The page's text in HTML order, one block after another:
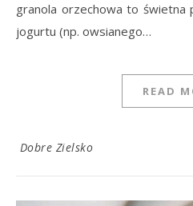
granola orzechowa to świetna
jogurtu (np. owsianego…
READ
Dobre Zielsko